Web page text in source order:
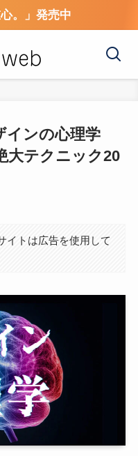
。」発売中
インの心理学
大テクニック20
イトは広告を使用して